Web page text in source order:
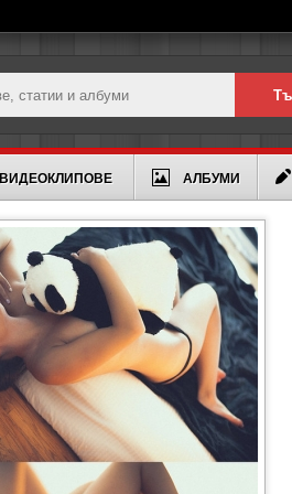
ВИДЕОКЛИПОВЕ АЛБУМИ